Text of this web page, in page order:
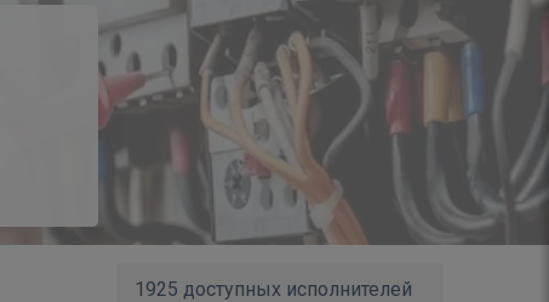
1925 доступных исполнителей